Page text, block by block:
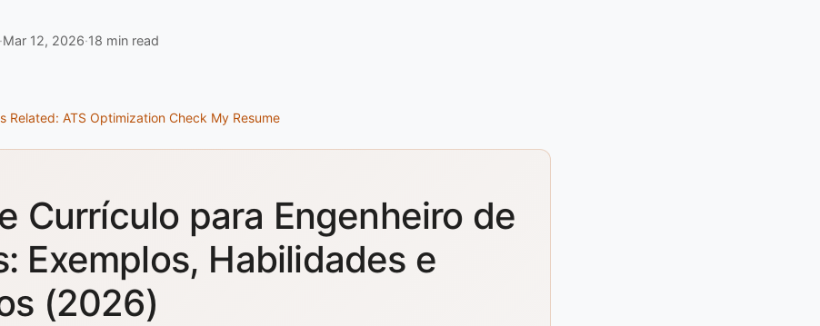
·Mar 12, 2026·18 min read
Related: ATS Optimization Check My Resume
Currículo para Engenheiro de
Exemplos, Habilidades e
(2026)